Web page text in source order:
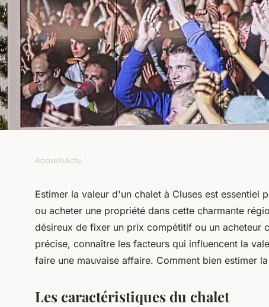
estimer la valeur
?
Accueil›Actu
Estimer la valeur d'un chalet à Cluses est essentiel
ou acheter une propriété dans cette charmante
désireux de fixer un prix compétitif ou un acheteur
précise, connaître les facteurs qui influencent la
faire une mauvaise affaire. Comment bien estimer
Les caractéristiques du chalet